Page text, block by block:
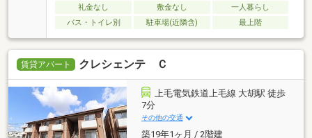
礼金なし 敷金なし
一人暮らし
バス・トイレ別
駐車場(近隣含) 最上階
賃貸アパート クレシェンテ Ｃ
上毛電気鉄道上毛線 大胡駅 徒歩
7分
その他の交通
築19年1ヶ月 / 2階建